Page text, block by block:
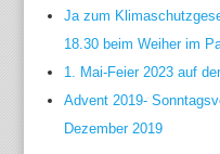
Ja zum
18.30 beim Weiher im
1. Mai-Feier 2023 auf
Advent 2019-
Dezember 2019